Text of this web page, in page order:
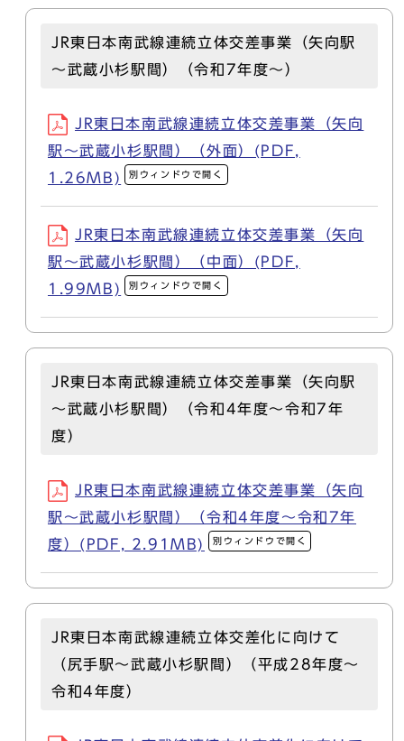
JR東日本南武線連続立体交差事業（矢向駅
～武蔵小杉駅間）（令和7年度～）
JR東日本南武線連続立体交差事業（矢向
駅～武蔵小杉駅間）（外面）(PDF,
1.26MB)
別ウィンドウで開く
JR東日本南武線連続立体交差事業（矢向
駅～武蔵小杉駅間）（中面）(PDF,
1.99MB)
別ウィンドウで開く
JR東日本南武線連続立体交差事業（矢向駅
～武蔵小杉駅間）（令和4年度～令和7年
度）
JR東日本南武線連続立体交差事業（矢向
駅～武蔵小杉駅間）（令和4年度～令和7年
度）(PDF, 2.91MB)
別ウィンドウで開く
JR東日本南武線連続立体交差化に向けて
（尻手駅～武蔵小杉駅間）（平成28年度～
令和4年度）